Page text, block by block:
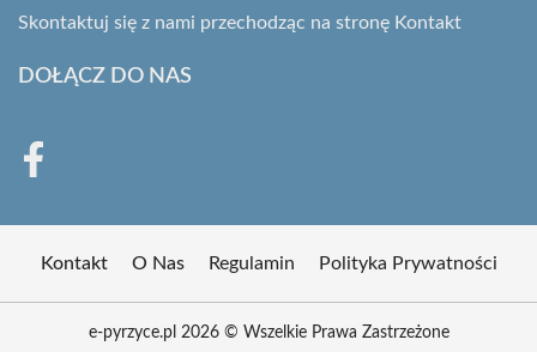
Skontaktuj się z nami przechodząc na stronę Kontakt
DOŁĄCZ DO NAS
Kontakt O Nas Regulamin Polityka Prywatności
e-pyrzyce.pl 2026 © Wszelkie Prawa Zastrzeżone